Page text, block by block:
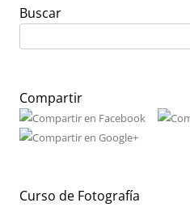
Buscar
Compartir
Curso de Fotografía